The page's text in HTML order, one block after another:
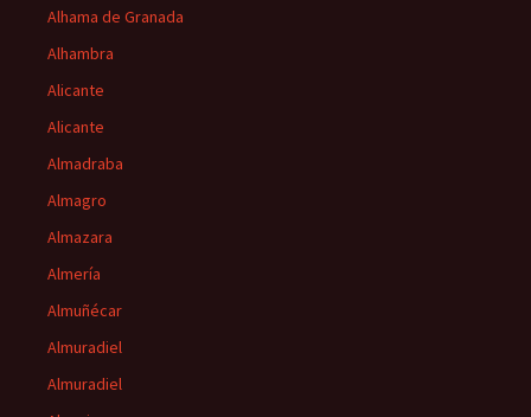
Alhama de Granada
Alhambra
Alicante
Alicante
Almadraba
Almagro
Almazara
Almería
Almuñécar
Almuradiel
Almuradiel